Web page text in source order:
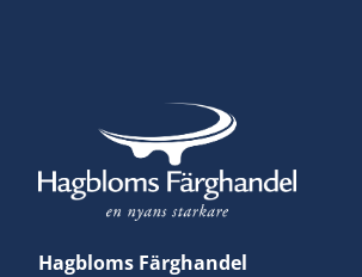
Hagbloms Färghandel